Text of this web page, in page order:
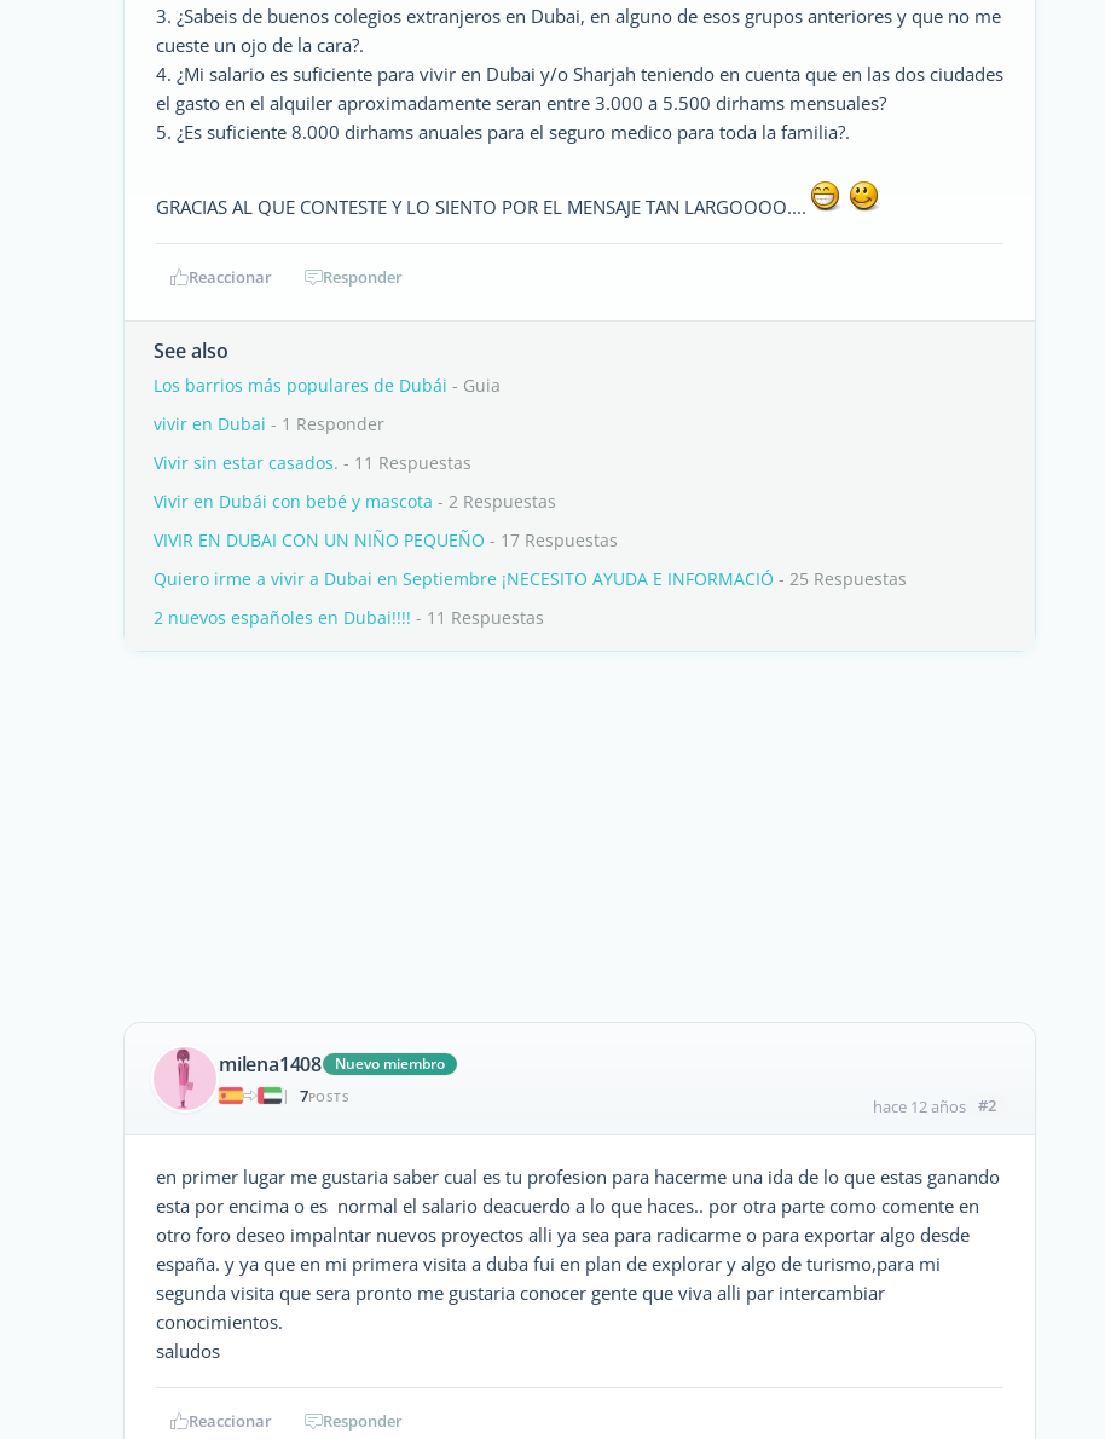
3. ¿Sabeis de buenos colegios extranjeros en Dubai, en alguno de esos grupos anteriores y que no me
cueste un ojo de la cara?.
4. ¿Mi salario es suficiente para vivir en Dubai y/o Sharjah teniendo en cuenta que en las dos ciudades
el gasto en el alquiler aproximadamente seran entre 3.000 a 5.500 dirhams mensuales?
5. ¿Es suficiente 8.000 dirhams anuales para el seguro medico para toda la familia?.
GRACIAS AL QUE CONTESTE Y LO SIENTO POR EL MENSAJE TAN LARGOOOO....
Reaccionar Responder
See also
Los barrios más populares de Dubái - Guia
vivir en Dubai - 1 Responder
Vivir sin estar casados. - 11 Respuestas
Vivir en Dubái con bebé y mascota - 2 Respuestas
VIVIR EN DUBAI CON UN NIÑO PEQUEÑO - 17 Respuestas
Quiero irme a vivir a Dubai en Septiembre ¡NECESITO AYUDA E INFORMACIÓ - 25 Respuestas
2 nuevos españoles en Dubai!!!! - 11 Respuestas
milena1408
Nuevo miembro
|
7POSTS hace 12 años #2
en primer lugar me gustaria saber cual es tu profesion para hacerme una ida de lo que estas ganando
esta por encima o es normal el salario deacuerdo a lo que haces.. por otra parte como comente en
otro foro deseo impalntar nuevos proyectos alli ya sea para radicarme o para exportar algo desde
españa. y ya que en mi primera visita a duba fui en plan de explorar y algo de turismo,para mi
segunda visita que sera pronto me gustaria conocer gente que viva alli par intercambiar
conocimientos.
saludos
Reaccionar Responder